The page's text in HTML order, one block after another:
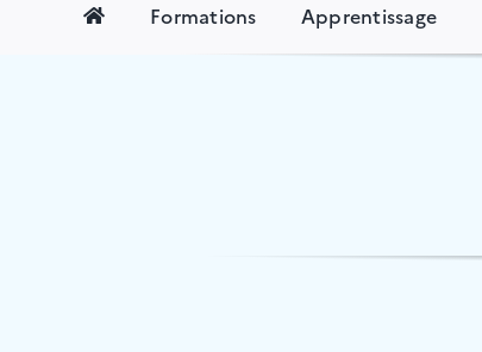
Formations Apprentissage